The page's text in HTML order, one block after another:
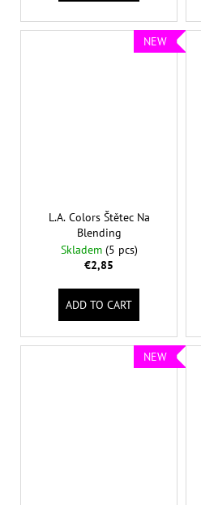
NEW
L.A. Colors Štětec Na
Blending
Skladem (5 pcs)
€2,85
ADD TO CART
NEW